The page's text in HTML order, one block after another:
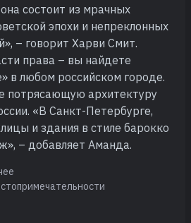
состоит из мрачных
эпохи и непреклонных
– говорит Харви Смит.
права – вы найдете
в любом российском городе.
потрясающую архитектуру
«В Санкт-Петербурге,
и здания в стиле барокко
– добавляет Аманда.